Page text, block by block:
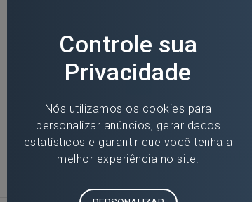
+55 (71) 4105-1335
contato@s3saude.com.br